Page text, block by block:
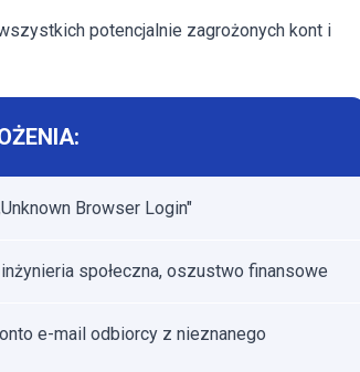
potencjalnie zagrożonych kont i
Browser Login"
społeczna, oszustwo finansowe
e-mail odbiorcy z nieznanego